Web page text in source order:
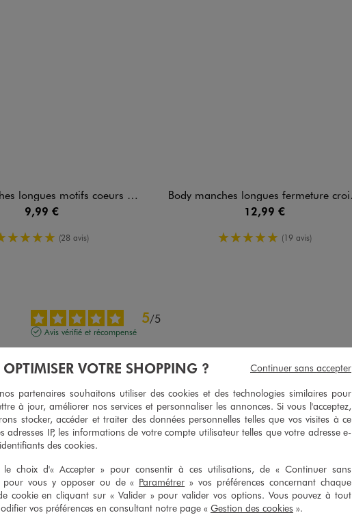
motifs coeurs bébé fille (lot de 3)
9,99 €
5/5 de moyenne
(28 avis)
Body manches longues fermeture croisée bébé garçon (lot de 3)
12,99 €
5/5 de moyenne
(19 avis)
5/5
Avis vérifié et récompensé
Parfait
Avis du 28/07/2026 , suite à une expérience du 12/06/2026 parValerie L.
Utile(0) Signaler
5
Bien taille. Très jolie
Avis du23/06/2026 , suite à une expérience du04/06/2026 parCharlene S.
OPTIMISER VOTRE SHOPPING ?
partenaires souhaitons utiliser des cookies et des technologies similaires pour
à jour, améliorer nos services et personnaliser les annonces. Si vous l'acceptez,
stocker, accéder et traiter des données personnelles telles que vos visites à ce
adresses IP, les informations de votre compte utilisateur telles que votre adresse e-
des cookies.
le choix d'« Accepter » pour consentir à ces utilisations, de « Continuer sans
pour vous y opposer ou de « Paramétrer » vos préférences concernant chaque
cookie en cliquant sur « Valider » pour valider vos options. Vous pouvez à tout
vos préférences en consultant notre page « Gestion des cookies ».
Continuer sans accepter